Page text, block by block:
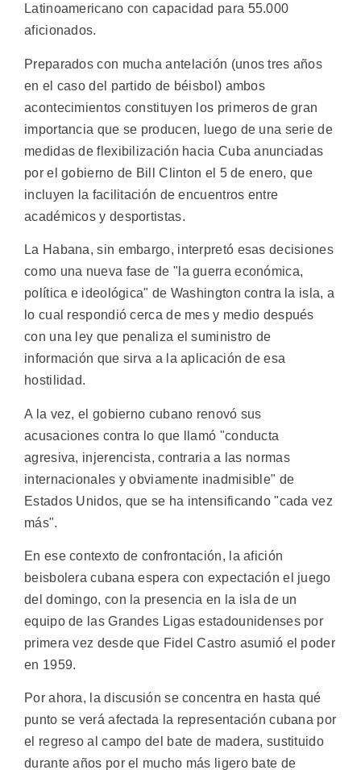
Latinoamericano con capacidad para 55.000
aficionados.
Preparados con mucha antelación (unos tres años
en el caso del partido de béisbol) ambos
acontecimientos constituyen los primeros de gran
importancia que se producen, luego de una serie de
medidas de flexibilización hacia Cuba anunciadas
por el gobierno de Bill Clinton el 5 de enero, que
incluyen la facilitación de encuentros entre
académicos y desportistas.
La Habana, sin embargo, interpretó esas decisiones
como una nueva fase de "la guerra económica,
política e ideológica" de Washington contra la isla, a
lo cual respondió cerca de mes y medio después
con una ley que penaliza el suministro de
información que sirva a la aplicación de esa
hostilidad.
A la vez, el gobierno cubano renovó sus
acusaciones contra lo que llamó "conducta
agresiva, injerencista, contraria a las normas
internacionales y obviamente inadmisible" de
Estados Unidos, que se ha intensificando "cada vez
más".
En ese contexto de confrontación, la afición
beisbolera cubana espera con expectación el juego
del domingo, con la presencia en la isla de un
equipo de las Grandes Ligas estadounidenses por
primera vez desde que Fidel Castro asumió el poder
en 1959.
Por ahora, la discusión se concentra en hasta qué
punto se verá afectada la representación cubana por
el regreso al campo del bate de madera, sustituido
durante años por el mucho más ligero bate de